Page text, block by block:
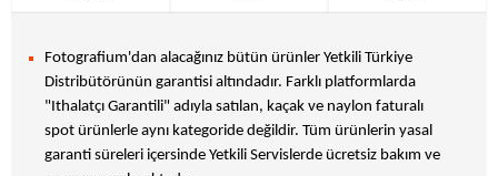
Fotografium'dan alacağınız bütün ürünler Yetkili Türkiye
Distribütörünün garantisi altındadır. Farklı platformlarda
"Ithalatçı Garantili" adıyla satılan, kaçak ve naylon faturalı
spot ürünlerle aynı kategoride değildir. Tüm ürünlerin yasal
garanti süreleri içersinde Yetkili Servislerde ücretsiz bakım ve